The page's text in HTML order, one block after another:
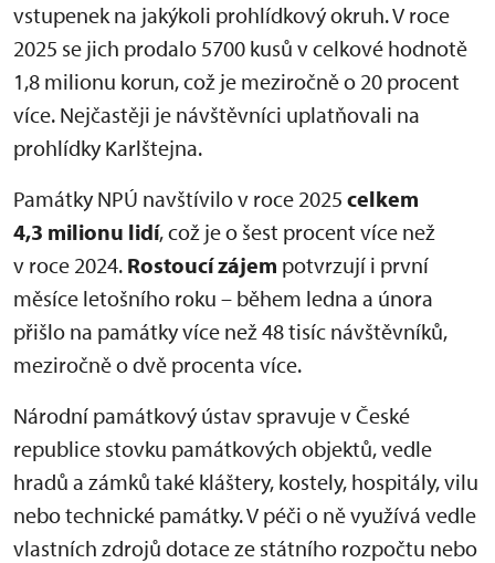
vstupenek na jakýkoli prohlídkový okruh. V roce
2025 se jich prodalo 5700 kusů v celkové hodnotě
1,8 milionu korun, což je meziročně o 20 procent
více. Nejčastěji je návštěvníci uplatňovali na
prohlídky Karlštejna.
Památky NPÚ navštívilo v roce 2025 celkem
4,3 milionu lidí, což je o šest procent více než
v roce 2024. Rostoucí zájem potvrzují i první
měsíce letošního roku – během ledna a února
přišlo na památky více než 48 tisíc návštěvníků,
meziročně o dvě procenta více.
Národní památkový ústav spravuje v České
republice stovku památkových objektů, vedle
hradů a zámků také kláštery, kostely, hospitály, vilu
nebo technické památky. V péči o ně využívá vedle
vlastních zdrojů dotace ze státního rozpočtu nebo